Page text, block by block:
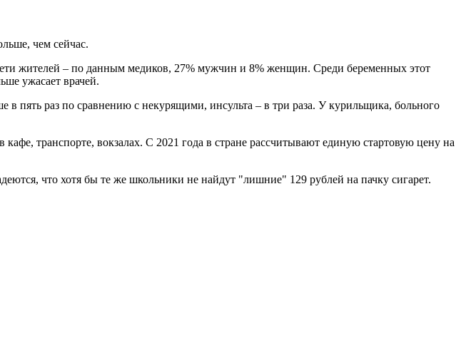
чем сейчас.
жителей – по данным медиков, 27% мужчин и 8% женщин. Среди беременных этот
ужасает врачей.
пять раз по сравнению с некурящими, инсульта – в три раза. У курильщика, больного
транспорте, вокзалах. С 2021 года в стране рассчитывают единую стартовую цену на
что хотя бы те же школьники не найдут "лишние" 129 рублей на пачку сигарет.